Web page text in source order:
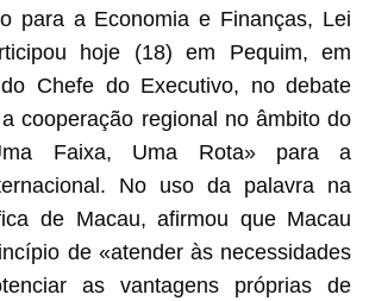
para a Economia e Finanças, Lei
hoje (18) em Pequim, em
Chefe do Executivo, no debate
cooperação regional no âmbito do
Faixa, Uma Rota» para a
No uso da palavra na
de Macau, afirmou que Macau
de «atender às necessidades
as vantagens próprias de